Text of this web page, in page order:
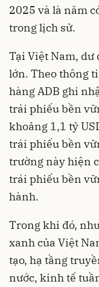
2025 và là năm
trong lịch sử.
Tại Việt Nam,
lớn. Theo thông
hàng ADB ghi
trái phiếu bền
khoảng 1,1 tỷ
trái phiếu bền
trường này hiện
trái phiếu bền
hành.
Trong khi đó,
xanh của Việt
tạo, hạ tầng
nước, kinh tế